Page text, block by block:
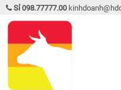
Sỉ 098.77777.00